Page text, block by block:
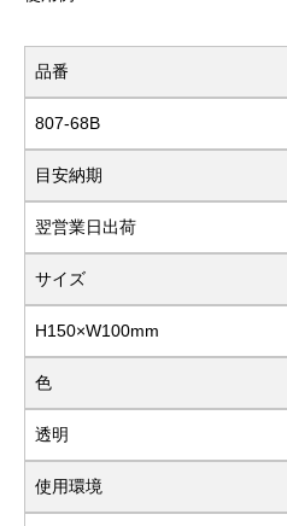
品番
807-68B
目安納期
翌営業日出荷
サイズ
H150×W100mm
色
透明
使用環境